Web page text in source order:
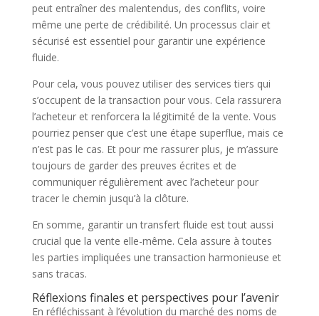
peut entraîner des malentendus, des conflits, voire
même une perte de crédibilité. Un processus clair et
sécurisé est essentiel pour garantir une expérience
fluide.
Pour cela, vous pouvez utiliser des services tiers qui
s’occupent de la transaction pour vous. Cela rassurera
l’acheteur et renforcera la légitimité de la vente. Vous
pourriez penser que c’est une étape superflue, mais ce
n’est pas le cas. Et pour me rassurer plus, je m’assure
toujours de garder des preuves écrites et de
communiquer régulièrement avec l’acheteur pour
tracer le chemin jusqu’à la clôture.
En somme, garantir un transfert fluide est tout aussi
crucial que la vente elle-même. Cela assure à toutes
les parties impliquées une transaction harmonieuse et
sans tracas.
Réflexions finales et perspectives pour l’avenir
En réfléchissant à l’évolution du marché des noms de